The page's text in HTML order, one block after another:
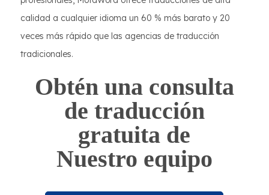
calidad a cualquier idioma un 60 % más barato y 20
veces más rápido que las agencias de traducción
tradicionales.
Obtén una consulta
de traducción
gratuita de
Nuestro equipo